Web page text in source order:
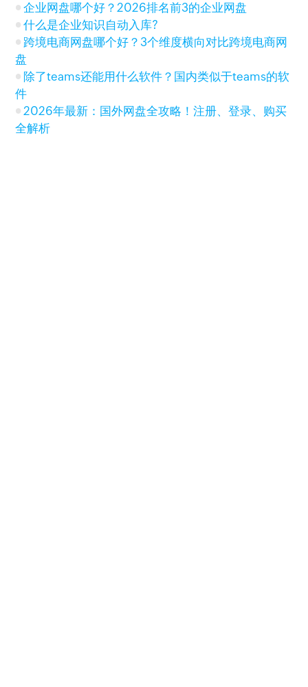
企业网盘哪个好？2026排名前3的企业网盘
什么是企业知识自动入库?
跨境电商网盘哪个好？3个维度横向对比跨境电商网
盘
除了teams还能用什么软件？国内类似于teams的软
件
2026年最新：国外网盘全攻略！注册、登录、购买
全解析